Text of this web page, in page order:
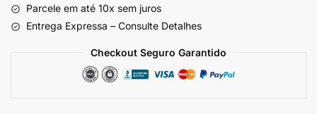
Parcele em até 10x sem juros
Entrega Expressa – Consulte Detalhes
Checkout Seguro Garantido